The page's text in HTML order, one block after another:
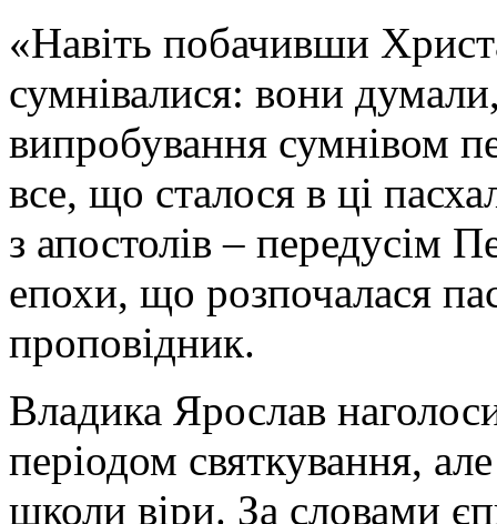
«Навіть побачивши
сумнівалися: вони
випробування сумнівом
все, що сталося в ці
з апостолів – передусім
епохи, що розпочалася
проповідник.
Владика Ярослав
періодом святкування,
школи віри. За словами